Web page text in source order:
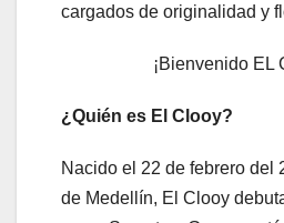
cargados de originalidad y
¡Bienvenido EL
¿Quién es El Clooy?
Nacido el 22 de febrero del
de Medellín, El Clooy